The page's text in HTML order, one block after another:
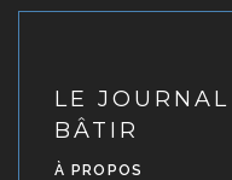
LE
BÂTIR
À PROPOS